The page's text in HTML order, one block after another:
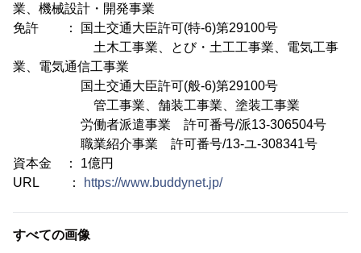
業、機械設計・開発事業
免許 ： 国土交通大臣許可(特-6)第29100号
土木工事業、とび・土工工事業、電気工事
業、電気通信工事業
国土交通大臣許可(般-6)第29100号
管工事業、舗装工事業、塗装工事業
労働者派遣事業 許可番号/派13-306504号
職業紹介事業 許可番号/13-ユ-308341号
資本金 ： 1億円
URL ：
https://www.buddynet.jp/
すべての画像